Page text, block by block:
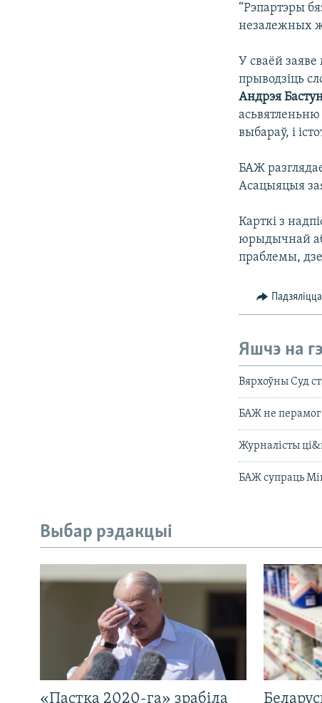
“Рэпартэры
незалежных
У сваёй
прыводзіць
Андрэя
выбараў, і
БАЖ
Асацыяцыя
Карткі з
юрыдычнай
праблемы,
Падзяліцца
Яшчэ на
Вярхоўны Суд
БАЖ не перамог
Журналісты
БАЖ супраць
Выбар рэдакцыі
«Пастка 2020-га» зрабіла